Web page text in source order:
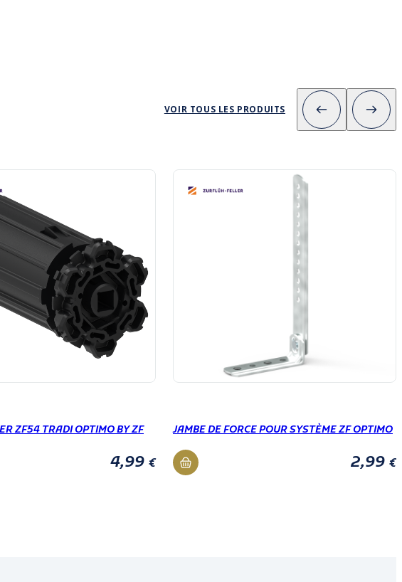
VOIR TOUS LES PRODUITS
ZF54 TRADI OPTIMO BY ZF
4,99 €
JAMBE DE FORCE POUR SYSTÈME ZF OPTIMO
2,99 €